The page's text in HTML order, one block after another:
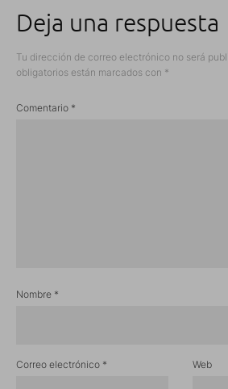
Deja una respuesta
Tu dirección de correo electrónico no será
obligatorios están marcados con *
Comentario *
Nombre *
Correo electrónico * Web